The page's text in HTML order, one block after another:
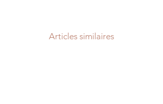
Articles similaires